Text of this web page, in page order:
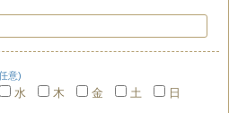
意)
水 木 金 土 日